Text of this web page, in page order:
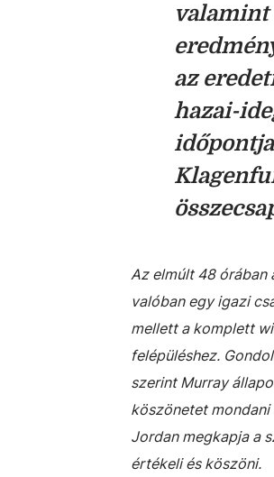
valamint
az
hazai-
Az elmúlt 48 órában
valóban egy igazi
mellett a komplett
felépüléshez.
szerint Murray
köszönetet
Jordan megkapja a
értékeli és köszöni.